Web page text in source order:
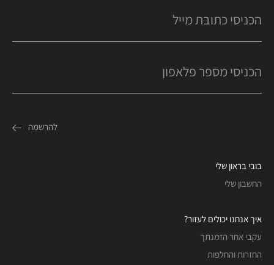
בובי בראון שלי
החשבון שלי
איך אנחנו יכולים לעזור?
עקבי אחר הזמנתך
החזרות והחלפות